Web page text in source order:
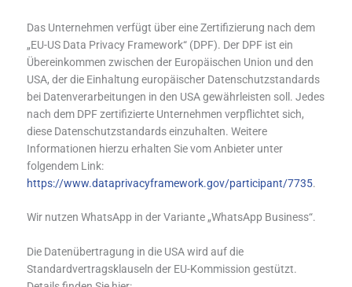
Das Unternehmen verfügt über eine Zertifizierung nach dem
„EU-US Data Privacy Framework“ (DPF). Der DPF ist ein
Übereinkommen zwischen der Europäischen Union und den
USA, der die Einhaltung europäischer Datenschutzstandards
bei Datenverarbeitungen in den USA gewährleisten soll. Jedes
nach dem DPF zertifizierte Unternehmen verpflichtet sich,
diese Datenschutzstandards einzuhalten. Weitere
Informationen hierzu erhalten Sie vom Anbieter unter
folgendem Link:
https://www.dataprivacyframework.gov/participant/7735.
Wir nutzen WhatsApp in der Variante „WhatsApp Business“.
Die Datenübertragung in die USA wird auf die
Standardvertragsklauseln der EU-Kommission gestützt.